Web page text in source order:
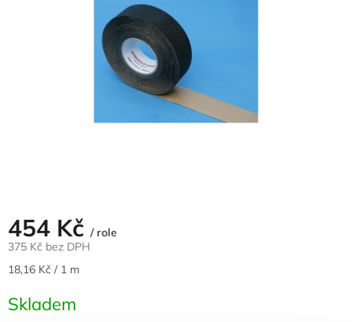
454 Kč / role
375 Kč bez DPH
Měrná
18,16 Kč / 1 m
Skladem